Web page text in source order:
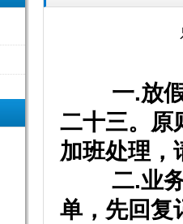
一.放假
二十三。原
加班处理，
二.业务
单，先回复